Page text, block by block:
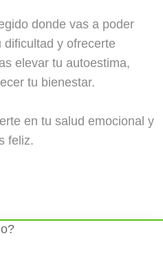
donde vas a poder
y ofrecerte
elevar tu autoestima,
tu bienestar.
en tu salud emocional y
feliz.